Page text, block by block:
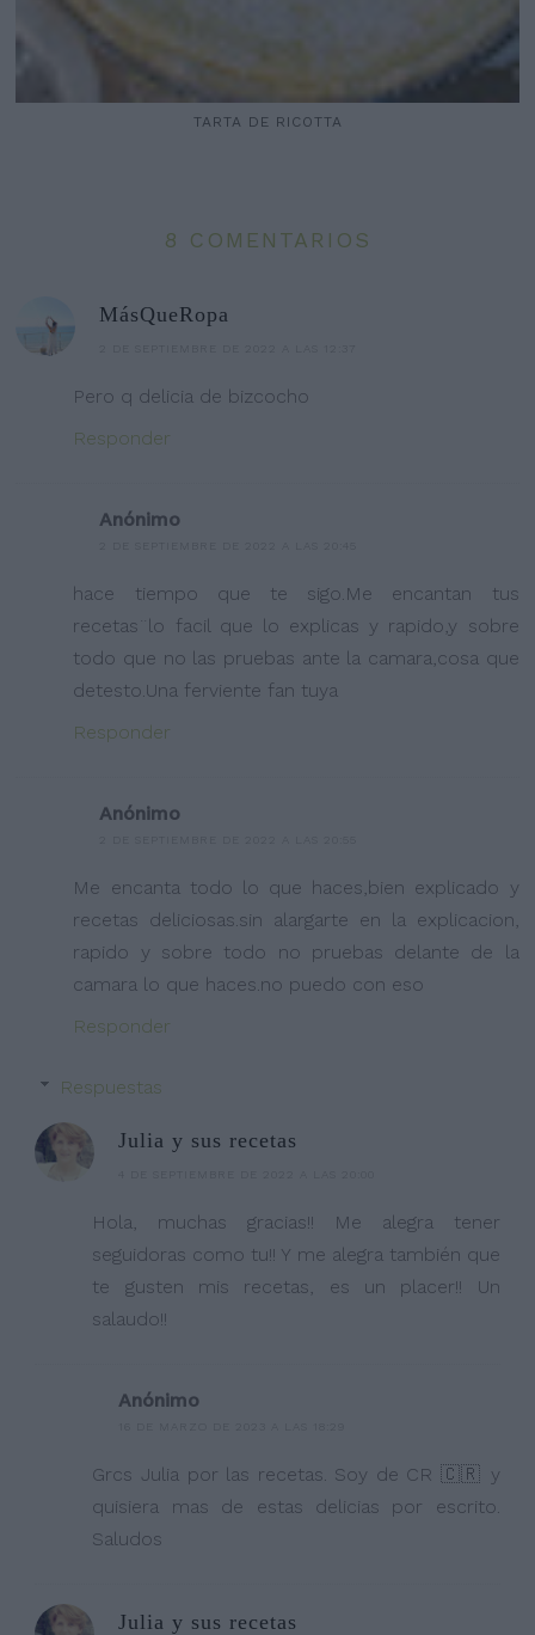
TARTA DE RICOTTA
8 COMENTARIOS
MásQueRopa
Pero q delicia de bizcocho
Responder
Anónimo
hace tiempo que te sigo.Me encantan tus
recetas¨lo facil que lo explicas y rapido,y sobre
todo que no las pruebas ante la camara,cosa que
detesto.Una ferviente fan tuya
Responder
Anónimo
Me encanta todo lo que haces,bien explicado y
recetas deliciosas.sin alargarte en la explicacion,
rapido y sobre todo no pruebas delante de la
camara lo que haces.no puedo con eso
Responder
Respuestas
Julia y sus recetas
Hola, muchas gracias!! Me alegra tener
seguidoras como tu!! Y me alegra también que
te gusten mis recetas, es un placer!! Un
salaudo!!
Anónimo
Grcs Julia por las recetas. Soy de CR 🇨🇷 y
quisiera mas de estas delicias por escrito.
Saludos
Julia y sus recetas